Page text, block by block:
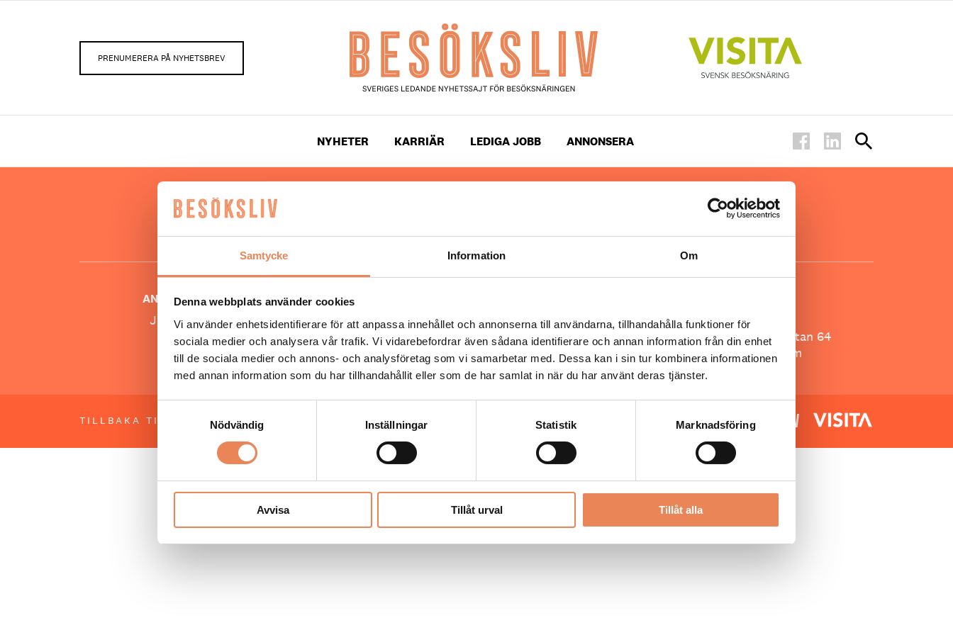
Samtycke Information Om
Denna webbplats använder cookies
Vi använder enhetsidentifierare för att anpassa innehållet och annonserna till användarna, tillhandahålla funktioner för
sociala medier och analysera vår trafik. Vi vidarebefordrar även sådana identifierare och annan information från din enhet
till de sociala medier och annons- och analysföretag som vi samarbetar med. Dessa kan i sin tur kombinera informationen
med annan information som du har tillhandahållit eller som de har samlat in när du har använt deras tjänster.
Nödvändig
Inställningar Statistik Marknadsföring
Avvisa Tillåt urval Tillåt alla
PRENUMERERA PÅ NYHETSBREV
NYHETER KARRIÄR LEDIGA JOBB ANNONSERA
Hos oss läser du landets mest uppdaterade nyheter och snackisar inom
besöksnäringen. Besöksliv i sin tryckta form är ett affärsmagasin för ägare
ANSVARIG UTGIVARE
Jonas Siljhammar
Allt material på besoksliv.se är skyddat
enligt lagen om upphovsrätt.
Besöksliv
Spoon, Brännkyrkagatan 64
118 23 Stockholm
TILLBAKA TILL TOPPEN OM BESÖKSLIV PRENUMERERA ANNONSERA